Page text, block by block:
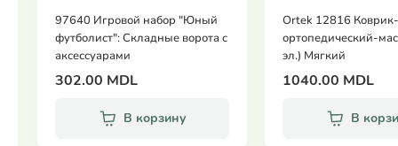
97640 Игровой набор "Юный
футболист": Складные ворота с
аксессуарами
302.00 MDL
В корзину
Ortek 12816
ортопедический-
эл.) Мягкий
1040.00 MDL
В